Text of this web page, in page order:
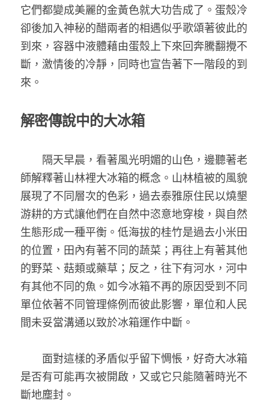
它們都變成美麗的金黃色就大功告成了。蛋殼冷
卻後加入神秘的醋兩者的相遇似乎歌頌著彼此的
到來，容器中液體藉由蛋殼上下來回奔騰翻攪不
斷，激情後的冷靜，同時也宣告著下一階段的到
來。
解密傳說中的大冰箱
隔天早晨，看著風光明媚的山色，邊聽著老
師解釋著山林裡大冰箱的概念。山林植被的風貌
展現了不同層次的色彩，過去泰雅原住民以燒墾
游耕的方式讓他們在自然中恣意地穿梭，與自然
生態形成一種平衡。低海拔的桂竹是過去小米田
的位置，田內有著不同的蔬菜；再往上有著其他
的野菜、菇類或藥草；反之，往下有河水，河中
有其他不同的魚。如今冰箱不再的原因受到不同
單位依著不同管理條例而彼此影響，單位和人民
間未妥當溝通以致於冰箱運作中斷。
面對這樣的矛盾似乎留下惆悵，好奇大冰箱
是否有可能再次被開啟，又或它只能隨著時光不
斷地塵封。